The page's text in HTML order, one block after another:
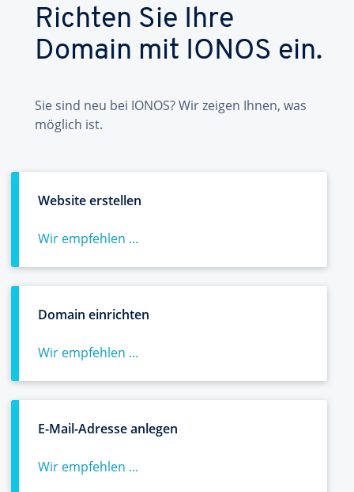
Richten Sie Ihre
Domain mit IONOS ein.
Sie sind neu bei IONOS? Wir zeigen Ihnen, was
möglich ist.
Website erstellen
Wir empfehlen ...
Domain einrichten
Wir empfehlen ...
E-Mail-Adresse anlegen
Wir empfehlen ...